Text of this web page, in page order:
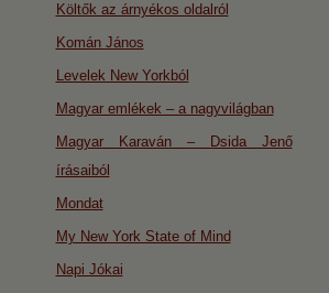
Költők az árnyékos oldalról
Komán János
Levelek New Yorkból
Magyar emlékek – a nagyvilágban
Magyar Karaván – Dsida Jenő
írásaiból
Mondat
My New York State of Mind
Napi Jókai